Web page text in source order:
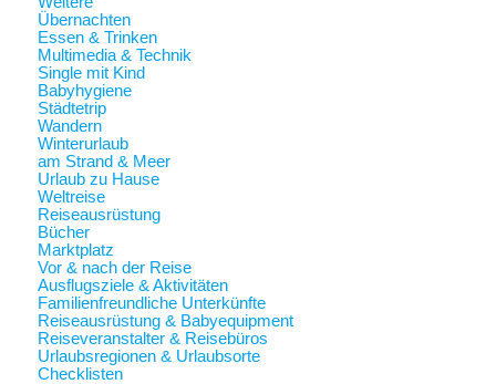
Übernachten
Essen & Trinken
Multimedia & Technik
Single mit Kind
Babyhygiene
Städtetrip
Wandern
Winterurlaub
am Strand & Meer
Urlaub zu Hause
Weltreise
Reiseausrüstung
Bücher
Marktplatz
Vor & nach der Reise
Ausflugsziele & Aktivitäten
Familienfreundliche Unterkünfte
Reiseausrüstung & Babyequipment
Reiseveranstalter & Reisebüros
Urlaubsregionen & Urlaubsorte
Checklisten